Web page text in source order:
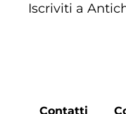
Iscriviti a
Contatti